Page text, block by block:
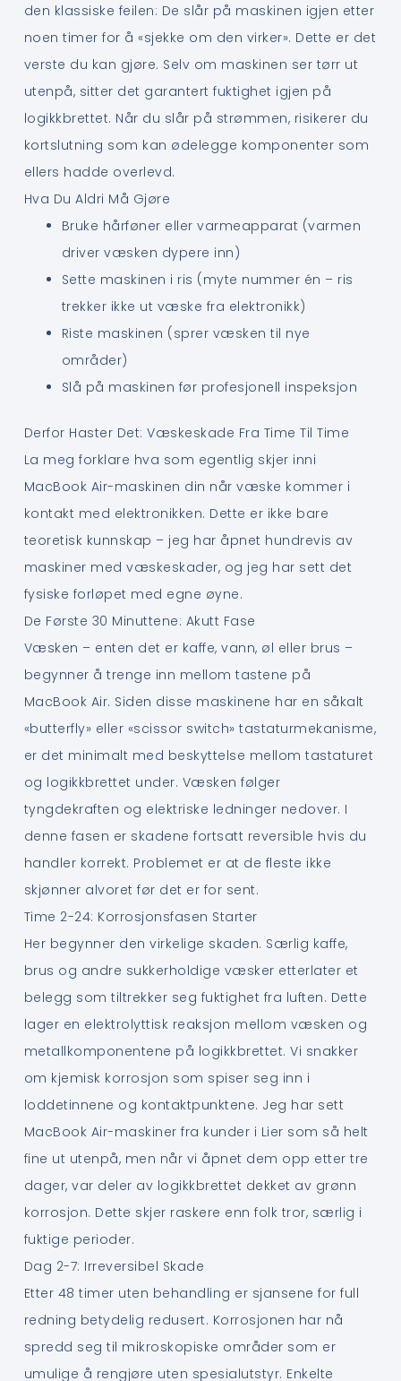
den klassiske feilen: De slår på maskinen igjen etter
noen timer for å «sjekke om den virker». Dette er det
verste du kan gjøre. Selv om maskinen ser tørr ut
utenpå, sitter det garantert fuktighet igjen på
logikkbrettet. Når du slår på strømmen, risikerer du
kortslutning som kan ødelegge komponenter som
ellers hadde overlevd.
Hva Du Aldri Må Gjøre
Bruke hårføner eller varmeapparat (varmen
driver væsken dypere inn)
Sette maskinen i ris (myte nummer én – ris
trekker ikke ut væske fra elektronikk)
Riste maskinen (sprer væsken til nye
områder)
Slå på maskinen før profesjonell inspeksjon
Derfor Haster Det: Væskeskade Fra Time Til Time
La meg forklare hva som egentlig skjer inni
MacBook Air-maskinen din når væske kommer i
kontakt med elektronikken. Dette er ikke bare
teoretisk kunnskap – jeg har åpnet hundrevis av
maskiner med væskeskader, og jeg har sett det
fysiske forløpet med egne øyne.
De Første 30 Minuttene: Akutt Fase
Væsken – enten det er kaffe, vann, øl eller brus –
begynner å trenge inn mellom tastene på
MacBook Air. Siden disse maskinene har en såkalt
«butterfly» eller «scissor switch» tastaturmekanisme,
er det minimalt med beskyttelse mellom tastaturet
og logikkbrettet under. Væsken følger
tyngdekraften og elektriske ledninger nedover. I
denne fasen er skadene fortsatt reversible hvis du
handler korrekt. Problemet er at de fleste ikke
skjønner alvoret før det er for sent.
Time 2-24: Korrosjonsfasen Starter
Her begynner den virkelige skaden. Særlig kaffe,
brus og andre sukkerholdige væsker etterlater et
belegg som tiltrekker seg fuktighet fra luften. Dette
lager en elektrolyttisk reaksjon mellom væsken og
metallkomponentene på logikkbrettet. Vi snakker
om kjemisk korrosjon som spiser seg inn i
loddetinnene og kontaktpunktene. Jeg har sett
MacBook Air-maskiner fra kunder i Lier som så helt
fine ut utenpå, men når vi åpnet dem opp etter tre
dager, var deler av logikkbrettet dekket av grønn
korrosjon. Dette skjer raskere enn folk tror, særlig i
fuktige perioder.
Dag 2-7: Irreversibel Skade
Etter 48 timer uten behandling er sjansene for full
redning betydelig redusert. Korrosjonen har nå
spredd seg til mikroskopiske områder som er
umulige å rengjøre uten spesialutstyr. Enkelte